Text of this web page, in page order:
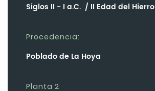
Siglos II - I a.C. / II Edad del Hierro
Procedencia:
Poblado de La Hoya
Planta 2